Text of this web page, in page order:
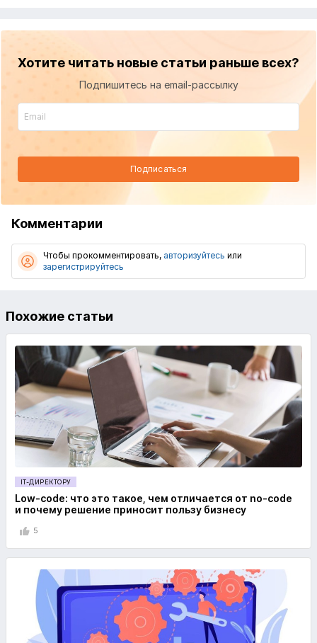
Хотите читать новые статьи раньше всех?
Подпишитесь на email-рассылку
Подписаться
Комментарии
Чтобы прокомментировать, авторизуйтесь или
зарегистрируйтесь
Похожие статьи
IT-ДИРЕКТОРУ
Low-code: что это такое, чем отличается от no-code
и почему решение приносит пользу бизнесу
5